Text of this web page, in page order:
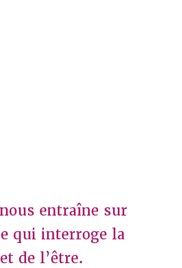
entraîne sur
qui interroge la
de l’être.